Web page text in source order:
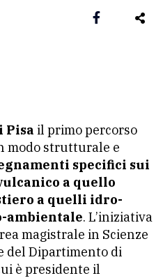
Pisa il primo percorso
modo strutturale e
specifici sui
a quello
a quelli idro-
ambientale. L’iniziativa
magistrale in Scienze
del Dipartimento di
è presidente il